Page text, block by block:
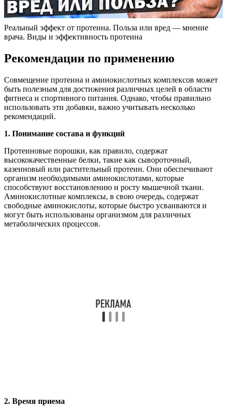
Реальный эффект от протеина. Польза или вред — мнение
врача. Виды и эффективность протеина
Рекомендации по применению
Совмещение протеина и аминокислотных комплексов может
быть полезным для достижения различных целей в области
фитнеса и спортивного питания. Однако, чтобы правильно
использовать эти добавки, важно учитывать несколько
рекомендаций.
1. Понимание состава и функций
Протеиновые порошки, как правило, содержат
высококачественные белки, такие как сывороточный,
казеиновый или растительный протеин. Они обеспечивают
организм необходимыми аминокислотами, которые
способствуют восстановлению и росту мышечной ткани.
Аминокислотные комплексы, в свою очередь, содержат
свободные аминокислоты, которые быстро усваиваются и
могут быть использованы организмом для различных
метаболических процессов.
2. Время приема